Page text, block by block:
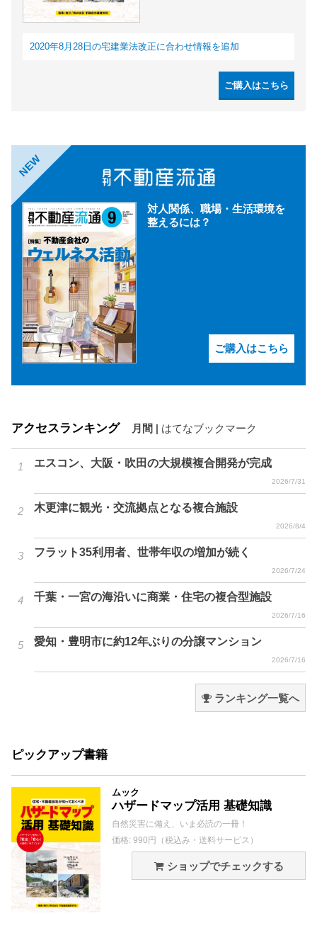
2020年8月28日の宅建業法改正に合わせ情報を追加
ご購入はこちら
NEW
対人関係、職場・生活環境を
整えるには？
ご購入はこちら
アクセスランキング 月間 はてなブックマーク
エスコン、大阪・吹田の大規模複合開発が完成
2026/7/31
木更津に観光・交流拠点となる複合施設
2026/8/4
フラット35利用者、世帯年収の増加が続く
2026/7/24
千葉・一宮の海沿いに商業・住宅の複合型施設
2026/7/16
愛知・豊明市に約12年ぶりの分譲マンション
2026/7/16
ランキング一覧へ
ピックアップ書籍
ムック
ハザードマップ活用 基礎知識
自然災害に備え、いま必読の一冊！
価格: 990円（税込み・送料サービス）
ショップでチェックする